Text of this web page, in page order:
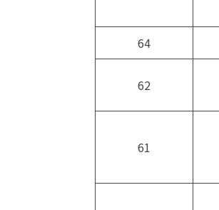
64
62
61